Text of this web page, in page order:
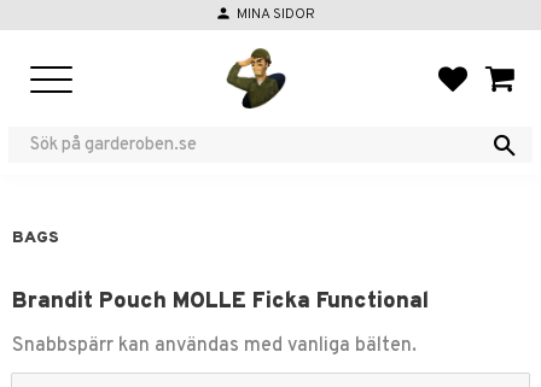
person MINA SIDOR
BAGS
Brandit Pouch MOLLE Ficka Functional
Snabbspärr kan användas med vanliga bälten.